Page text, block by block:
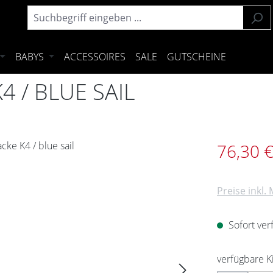
BABYS ACCESSOIRES SALE GUTSCHEINE
/ BLUE SAIL
Verkaufspreis:
76,30 €
Preise inkl.
Sofort
verfügbare